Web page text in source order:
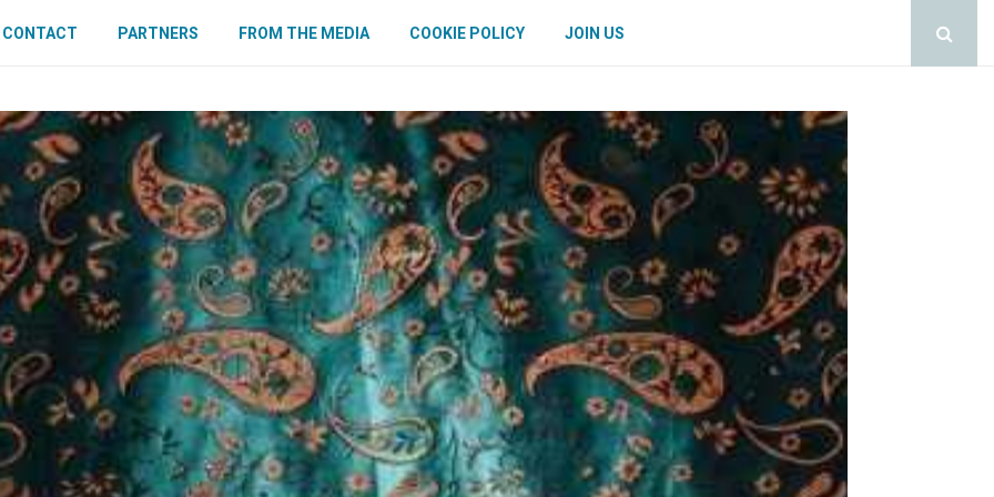
CONTACT PARTNERS FROM THE MEDIA COOKIE POLICY JOIN US